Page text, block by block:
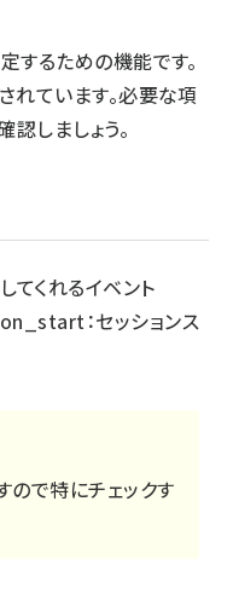
するための機能です。
ています。必要な項
しましょう。
てくれるイベント
：セッションス
で特にチェックす